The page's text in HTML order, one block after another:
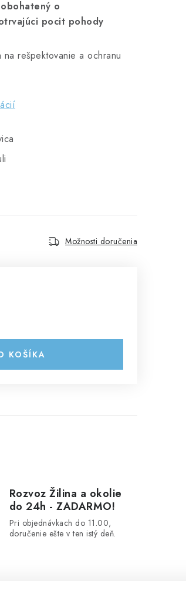
obohatený o
pocit pohody
rešpektovanie a ochranu
Možnosti doručenia
KOŠÍKA
Rozvoz Žilina a okolie
do 24h - ZADARMO!
Pri objednávkach do 11.00,
doručenie ešte v ten istý deň.